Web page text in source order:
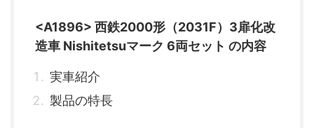
<A1896> 西鉄2000形（2031F）3扉化改
造車 Nishitetsuマーク 6両セット の内容
実車紹介
製品の特長